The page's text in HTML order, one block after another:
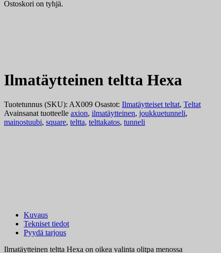
Ostoskori on tyhjä.
Ilmatäytteinen teltta Hexa
Tuotetunnus (SKU): AX009 Osastot: Ilmatäytteiset teltat, Teltat
Avainsanat tuotteelle axion, ilmatäytteinen, joukkuetunneli,
mainostuubi, square, teltta, telttakatos, tunneli
Kuvaus
Tekniset tiedot
Pyydä tarjous
Ilmatäytteinen teltta Hexa on oikea valinta olitpa menossa